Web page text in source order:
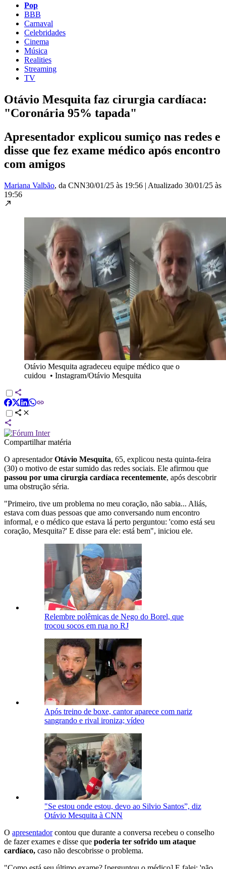
Pop
BBB
Carnaval
Celebridades
Cinema
Música
Realities
Streaming
TV
Otávio Mesquita faz cirurgia cardíaca:
"Coronária 95% tapada"
Apresentador explicou sumiço nas redes e
disse que fez exame médico após encontro
com amigos
Mariana Valbão, da CNN30/01/25 às 19:56 | Atualizado 30/01/25 às
19:56
Otávio Mesquita agradeceu equipe médico que o
cuidou • Instagram/Otávio Mesquita
Compartilhar matéria
O apresentadorOtávio Mesquita, 65, explicou nesta quinta-feira
(30) o motivo de estar sumido das redes sociais. Ele afirmou que
passou por uma cirurgia cardíaca recentemente, após descobrir
uma obstrução séria.
"Primeiro, tive um problema no meu coração, não sabia... Aliás,
estava com duas pessoas que amo conversando num encontro
informal, e o médico que estava lá perto perguntou: 'como está seu
coração, Mesquita?' E disse para ele: está bem", iniciou ele.
Relembre polêmicas de Nego do Borel, que
trocou socos em rua no RJ
Após treino de boxe, cantor aparece com nariz
sangrando e rival ironiza; vídeo
"Se estou onde estou, devo ao Silvio Santos”, diz
Otávio Mesquita à CNN
O apresentadorcontou que durante a conversa recebeu o conselho
de fazer exames e disse que poderia ter sofrido um ataque
cardíaco, caso não descobrisse o problema.